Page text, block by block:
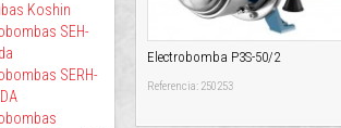
Electrobomba P3S-50/2
Referencia: 250253
Koshin
SEH-
SERH-